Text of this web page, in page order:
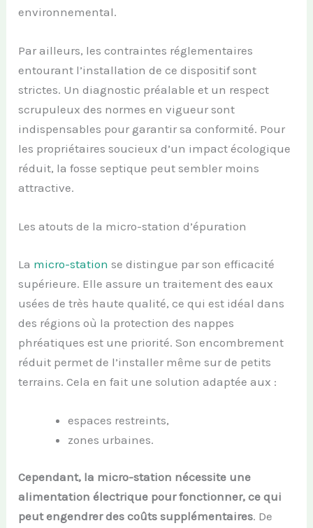
environnemental.
Par ailleurs, les contraintes réglementaires
entourant l’installation de ce dispositif sont
strictes. Un diagnostic préalable et un respect
scrupuleux des normes en vigueur sont
indispensables pour garantir sa conformité. Pour
les propriétaires soucieux d’un impact écologique
réduit, la fosse septique peut sembler moins
attractive.
Les atouts de la micro-station d’épuration
La micro-station se distingue par son efficacité
supérieure. Elle assure un traitement des eaux
usées de très haute qualité, ce qui est idéal dans
des régions où la protection des nappes
phréatiques est une priorité. Son encombrement
réduit permet de l’installer même sur de petits
terrains. Cela en fait une solution adaptée aux :
espaces restreints,
zones urbaines.
Cependant, la micro-station nécessite une
alimentation électrique pour fonctionner, ce qui
peut engendrer des coûts supplémentaires. De